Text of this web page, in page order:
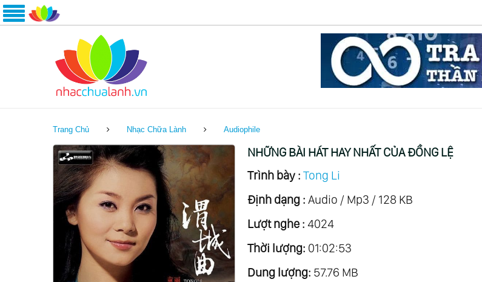
Trang Chủ Nhạc Chữa Lành Audiophile
NHỮNG BÀI HÁT HAY NHẤT CỦA ĐỒNG LỆ
Trình bày : Tong Li
Định dạng : Audio / Mp3 / 128 KB
Lượt nghe : 4024
Thời lượng: 01:02:53
Dung lượng: 57.76 MB